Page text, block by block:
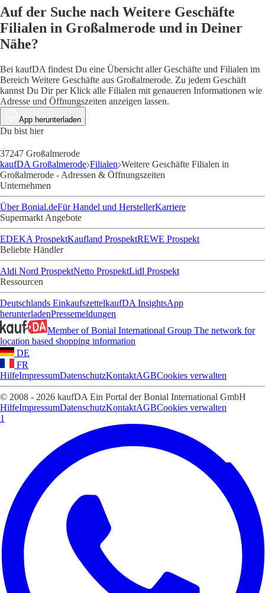
Auf der Suche nach Weitere Geschäfte
Filialen in Großalmerode und in Deiner
Nähe?
Bei kaufDA findest Du eine Übersicht aller Geschäfte und Filialen im
Bereich Weitere Geschäfte aus Großalmerode. Zu jedem Geschäft
kannst Du Dir per Klick alle Filialen mit genaueren Informationen wie
Adresse und Öffnungszeiten anzeigen lassen.
App herunterladen
Du bist hier
37247 Großalmerode
kaufDA Großalmerode Filialen Weitere Geschäfte Filialen in
Großalmerode - Adressen & Öffnungszeiten
Unternehmen
Über Bonial.deFür Handel und HerstellerKarriere
Supermarkt Angebote
EDEKA ProspektKaufland ProspektREWE Prospekt
Beliebte Händler
Aldi Nord ProspektNetto ProspektLidl Prospekt
Ressourcen
Deutschlands EinkaufszettelkaufDA InsightsApp
herunterladenPressemeldungen
Member of Bonial International Group The network for
location based shopping information
DE
FR
HilfeImpressumDatenschutzKontaktAGBCookies verwalten
© 2008 - 2026 kaufDA Ein Portal der Bonial International GmbH
HilfeImpressumDatenschutzKontaktAGBCookies verwalten
1